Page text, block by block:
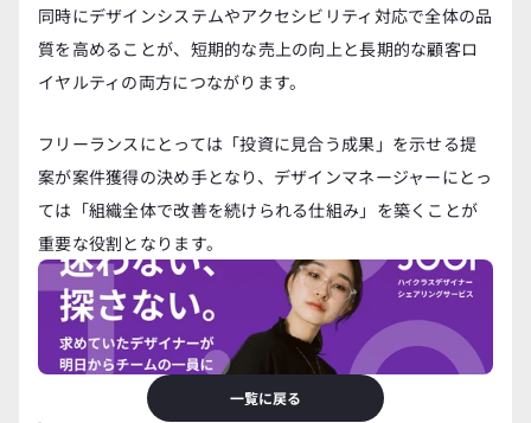
同時にデザインシステムやアクセシビリティ対応で全体の品
質を高めることが、短期的な売上の向上と長期的な顧客ロ
イヤルティの両方につながります。
フリーランスにとっては「投資に見合う成果」を示せる提
案が案件獲得の決め手となり、デザインマネージャーにとっ
ては「組織全体で改善を続けられる仕組み」を築くことが
重要な役割となります。
一覧に戻る